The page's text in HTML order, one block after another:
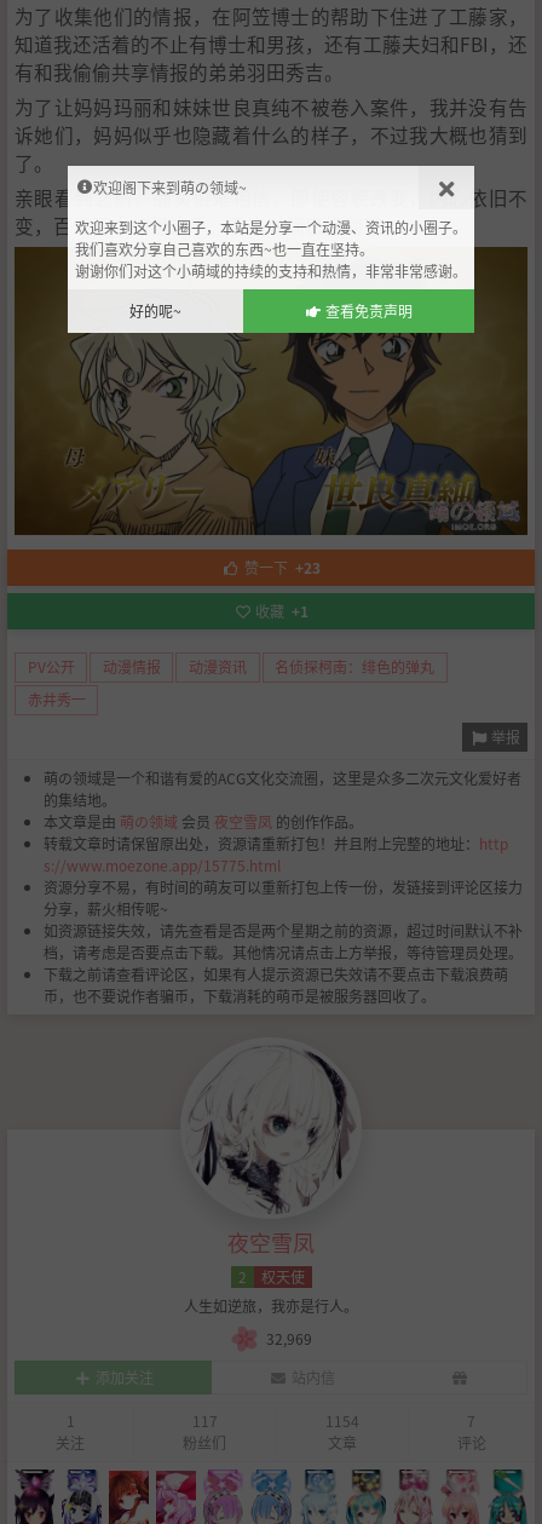
为了收集他们的情报，在阿笠博士的帮助下住进了工藤家，
知道我还活着的不止有博士和男孩，还有工藤夫妇和FBI，还
有和我偷偷共享情报的弟弟羽田秀吉。
为了让妈妈玛丽和妹妹世良真纯不被卷入案件，我并没有告
诉她们，妈妈似乎也隐藏着什么的样子，不过我大概也猜到
了。
亲眼看到之前，确实很难相信，即使容貌改变，内心依旧不
变，百发百中的狙击手，看来时间已经到了。
赞一下 +23
收藏 +1
PV公开 动漫情报 动漫资讯
名侦探柯南：绯色的弹丸
赤井秀一
举报
萌の领域是一个和谐有爱的ACG文化交流圈，这里是众多二次元文化爱好者
的集结地。
本文章是由 萌の领域 会员 夜空雪凤 的创作作品。
转载文章时请保留原出处，资源请重新打包！并且附上完整的地址： http
s://www.moezone.app/15775.html
资源分享不易，有时间的萌友可以重新打包上传一份，发链接到评论区接力
分享，薪火相传呢~
如资源链接失效，请先查看是否是两个星期之前的资源，超过时间默认不补
档，请考虑是否要点击下载。其他情况请点击上方举报，等待管理员处理。
下载之前请查看评论区，如果有人提示资源已失效请不要点击下载浪费萌
币，也不要说作者骗币，下载消耗的萌币是被服务器回收了。
夜空雪凤
2
权天使
人生如逆旅，我亦是行人。
32,969
添加关注
站内信
1
关注
117
粉丝们
1154
文章
7
评论
欢迎阁下来到萌の领域~
欢迎来到这个小圈子，本站是分享一个动漫、资讯的小圈子。
我们喜欢分享自己喜欢的东西~也一直在坚持。
谢谢你们对这个小萌域的持续的支持和热情，非常非常感谢。
好的呢~
查看免责声明